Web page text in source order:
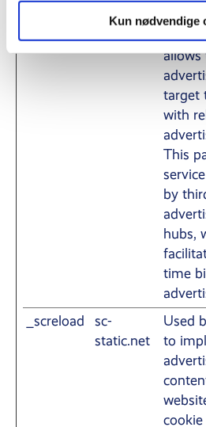
Kun nødvendige
sc-
static.net
Sets a
for
allows
target
with
This
by
hubs,
time
_screload
sc-
static.net
Used
to